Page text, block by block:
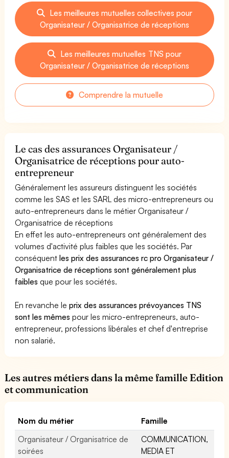
Les meilleures mutuelles collectives pour
Organisateur / Organisatrice de réceptions
Les meilleures mutuelles TNS pour
Organisateur / Organisatrice de réceptions
Comprendre la mutuelle
Le cas des assurances Organisateur /
Organisatrice de réceptions pour auto-
entrepreneur
Généralement les assureurs distinguent les sociétés
comme les SAS et les SARL des micro-entrepreneurs ou
auto-entrepreneurs dans le métier Organisateur /
Organisatrice de réceptions
En effet les auto-entrepreneurs ont généralement des
volumes d'activité plus faibles que les sociétés. Par
conséquentles prix des assurances rc pro Organisateur /
Organisatrice de réceptions sont généralement plus
faibles que pour les sociétés.
En revanche leprix des assurances prévoyances TNS
sont les mêmes pour les micro-entrepreneurs, auto-
entrepreneur, professions libérales et chef d'entreprise
non salarié.
Les autres métiers dans la même famille Edition
et communication
Nom du métier
Famille
Organisateur / Organisatrice de
soirées
COMMUNICATION,
MEDIA ET